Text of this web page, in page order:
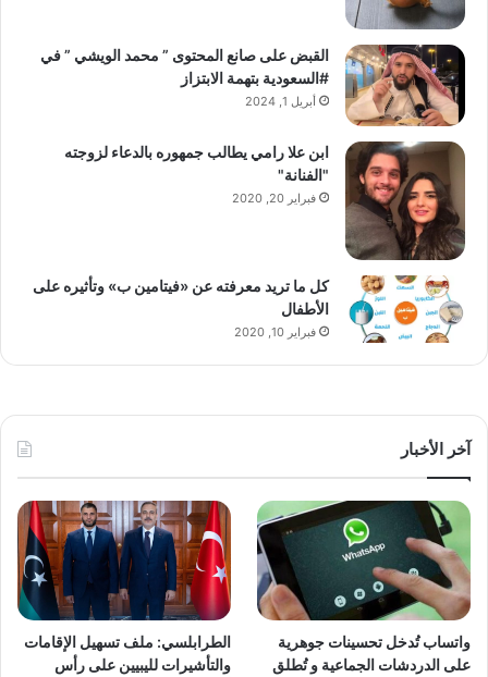
القبض على صانع المحتوى ” محمد الويشي ” في
#السعودية بتهمة الابتزاز
أبريل 1, 2024
ابن علا رامي يطالب جمهوره بالدعاء لزوجته
"الفنانة"
فبراير 20, 2020
كل ما تريد معرفته عن «فيتامين ب» وتأثيره على
الأطفال
فبراير 10, 2020
آخر الأخبار
واتساب تُدخل تحسينات جوهرية
على الدردشات الجماعية و تُطلق
الطرابلسي: ملف تسهيل الإقامات
والتأشيرات لليبيين على رأس